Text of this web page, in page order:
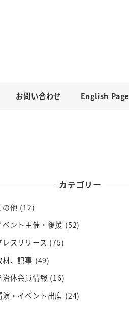
お問い合わせ English Page
カテゴリー
の他 (12)
ベント主催・後援 (52)
レスリリース (75)
材、記事 (49)
治体会員情報 (16)
演・イベント出席 (24)